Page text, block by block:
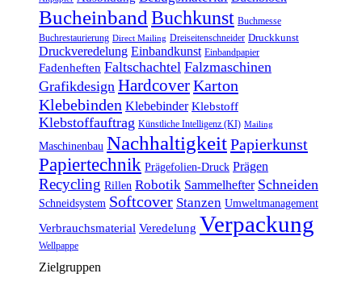
BucheinbandBuchkunst Buchmesse
Buchrestaurierung Direct Mailing Dreiseitenschneider Druckkunst
Druckveredelung Einbandkunst Einbandpapier
Fadenheften Faltschachtel Falzmaschinen
Grafikdesign HardcoverKarton
Klebebinden Klebebinder Klebstoff
Klebstoffauftrag Künstliche Intelligenz (KI) Mailing
Maschinenbau NachhaltigkeitPapierkunst
Papiertechnik Prägefolien-Druck Prägen
Recycling Rillen Robotik Sammelhefter Schneiden
Schneidsystem Softcover Stanzen Umweltmanagement
Verbrauchsmaterial Veredelung Verpackung
Wellpappe
Zielgruppen